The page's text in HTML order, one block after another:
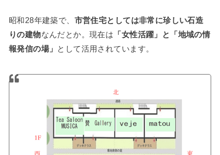
昭和28年建築で、 市営住宅としては非常に珍しい石造
りの建物なんだとか。現在は 「女性活躍」と「地域の情
報発信の場」 として活用されています。